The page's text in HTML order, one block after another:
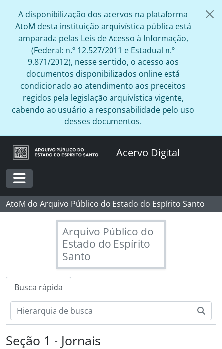
A disponibilização dos acervos na plataforma
AtoM desta instituição arquivística pública está
amparada pelas Leis de Acesso à Informação,
(Federal: n.º 12.527/2011 e Estadual n.º
9.871/2012), nesse sentido, o acesso aos
documentos disponibilizados online está
condicionado ao atendimento aos preceitos
regidos pela legislação arquivística vigente,
cabendo ao usuário a responsabilidade pelo uso
desses documentos.
Acervo Digital
Toggle navigation
AtoM do Arquivo Público do Estado do Espírito Santo
Arquivo Público do
Estado do Espírito
Santo
Busca rápida
Seção 1 - Jornais